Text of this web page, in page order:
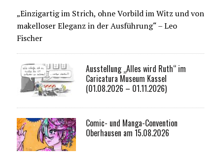
„Einzigartig im Strich, ohne Vorbild im Witz und von
makelloser Eleganz in der Ausführung“ – Leo
Fischer
Ausstellung „Alles wird Ruth“ im
Caricatura Museum Kassel
(01.08.2026 – 01.11.2026)
Comic- und Manga-Convention
Oberhausen am 15.08.2026